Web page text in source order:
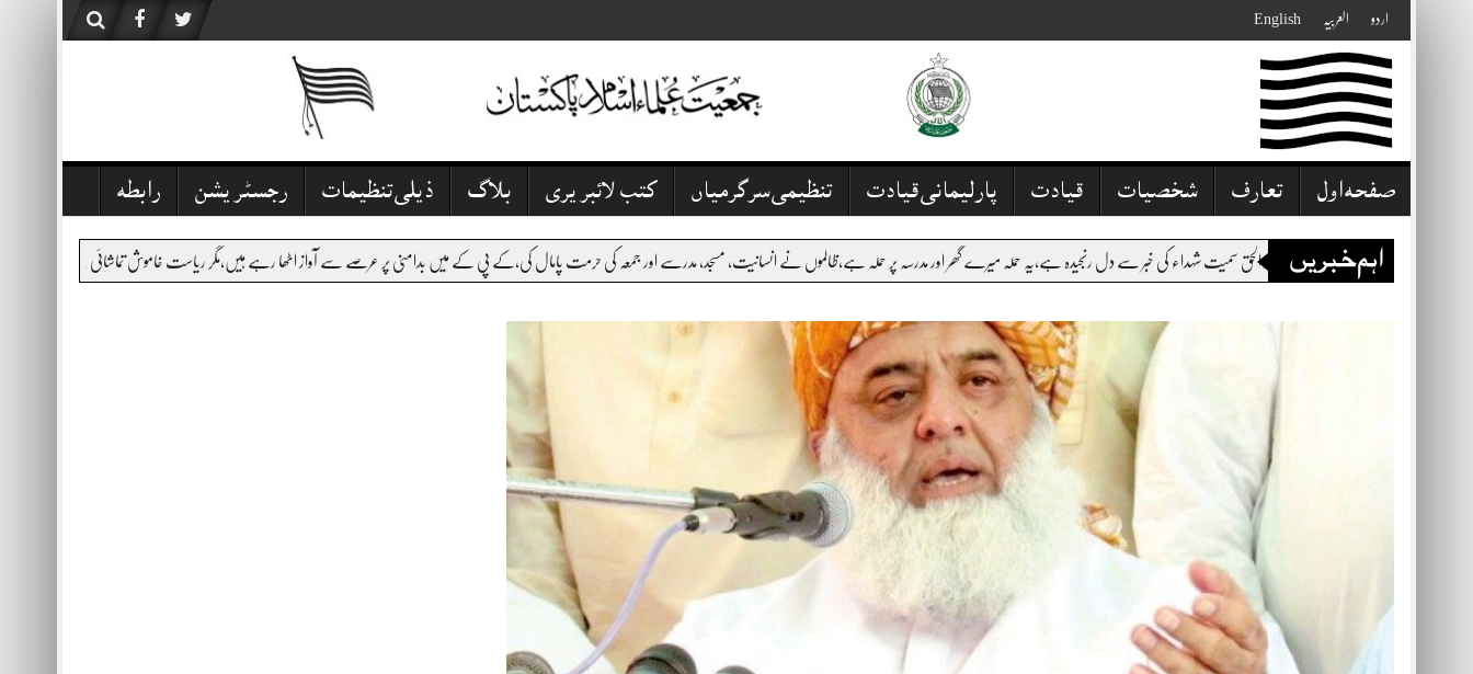
to
content
اردو العربیہ English
صفحہ اول تعارف شخصیات قیادت پارلیمانی قیادت تنظیمی سرگرمیاں کتب لائبریری بلاگ ذیلی تنظیمات رجسٹریشن رابطہ
اہم خبریں
کی خبر سے دل رنجیدہ ہے،یہ حملہ میرے گھر اور مدرسہ پر حملہ ہے،ظالموں نے انسانیت، مسجد، مدرسے اور جمعہ کی حرمت پامال کی،کے پی کے میں بدامنی پر عرصے سے آواز اٹھا رہے ہیں،مگر ریاست خاموش تماشائی ہے،قانون نافذ کرنے والے اداروں کی کارکردگی سوالیہ نشان ہے۔اس المناک سانحہ